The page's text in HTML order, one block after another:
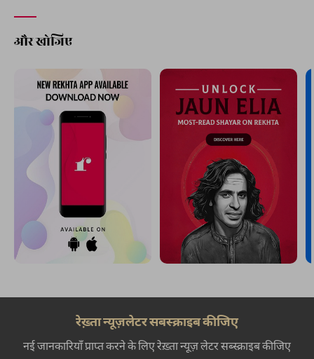
और खोजिए
रेख़्ता न्यूज़लेटर सबस्क्राइब कीजिए
नई जानकारियाँ प्राप्त करने के लिए रेख़्ता न्यूज़ लेटर सब्स्क्राइब कीजिए